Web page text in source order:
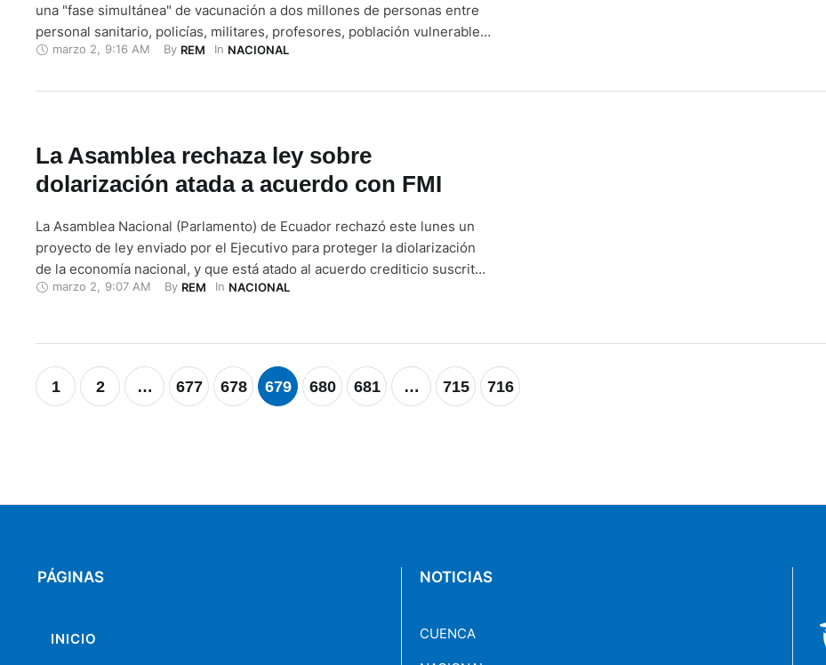
una "fase simultánea" de vacunación a dos millones de personas entre
personal sanitario, policías, militares, profesores, población vulnerable,
trabajadores de recolección de desechos, ancianos, servidores públicos
vacunación …
marzo 2, 9:16 AM By REM In NACIONAL
La Asamblea rechaza ley sobre
dolarización atada a acuerdo con FMI
La Asamblea Nacional (Parlamento) de Ecuador rechazó este lunes un
proyecto de ley enviado por el Ejecutivo para proteger la diolarización
de la economía nacional, y que está atado al acuerdo crediticio suscrito
con el Fondo Monetario Internacional (FMI). El Consejo de
marzo 2, 9:07 AM By REM In NACIONAL
1 2 … 677 678 679 680 681 … 715 716
PÁGINAS
INICIO
NOTICIAS
CUENCA